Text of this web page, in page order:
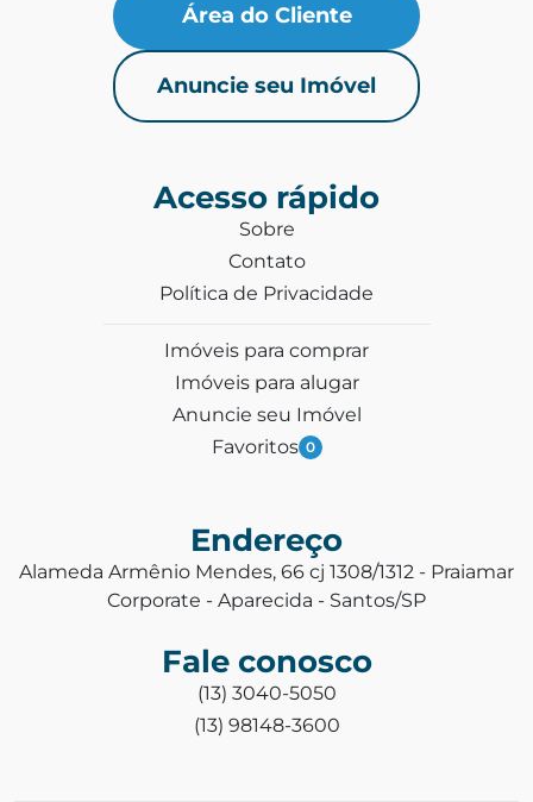
Área do Cliente
Anuncie seu Imóvel
Acesso rápido
Sobre
Contato
Política de Privacidade
Imóveis para comprar
Imóveis para alugar
Anuncie seu Imóvel
Favoritos 0
Endereço
Alameda Armênio Mendes, 66 cj 1308/1312 - Praiamar
Corporate - Aparecida - Santos/SP
Fale conosco
(13) 3040-5050
(13) 98148-3600